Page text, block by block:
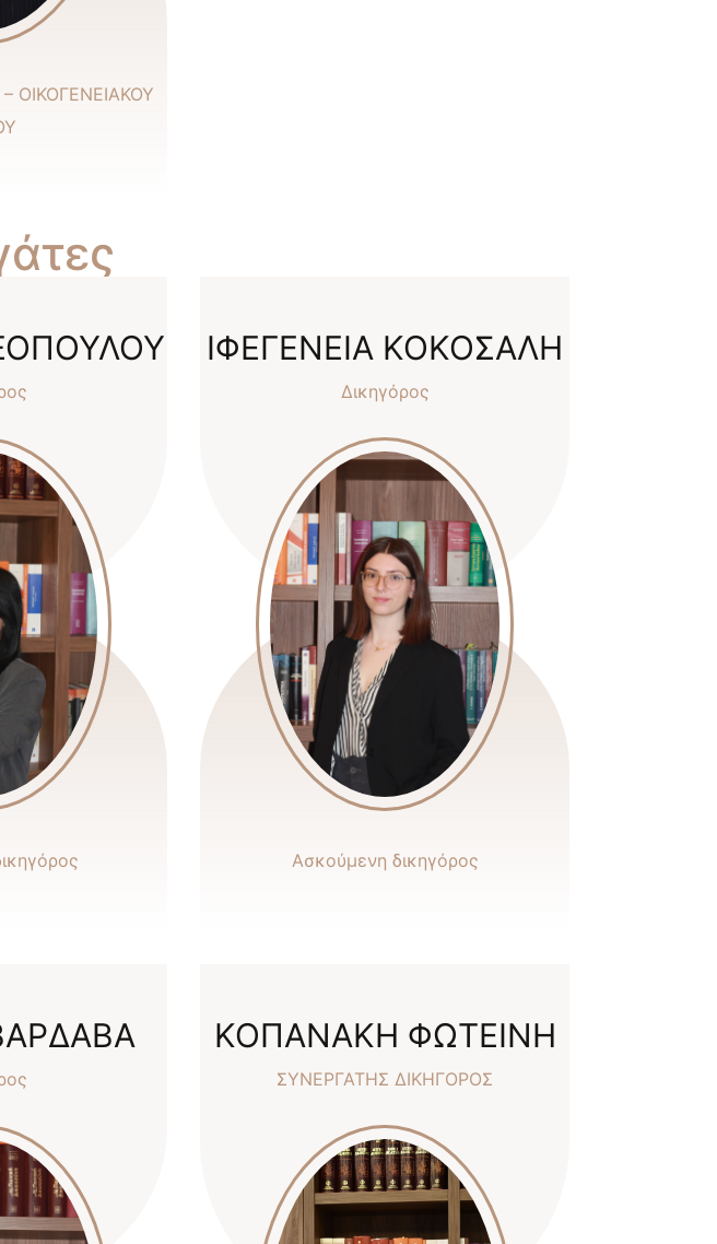
ΟΙΚΟΓΕΝΕΙΑΚΟΥ
ΙΦΕΓΕΝΕΙΑ ΚΟΚΟΣΑΛΗ
Δικηγόρος
Ασκούμενη δικηγόρος
ΚΟΠΑΝΑΚΗ ΦΩΤΕΙΝΗ
ΣΥΝΕΡΓΑΤΗΣ ΔΙΚΗΓΟΡΟΣ